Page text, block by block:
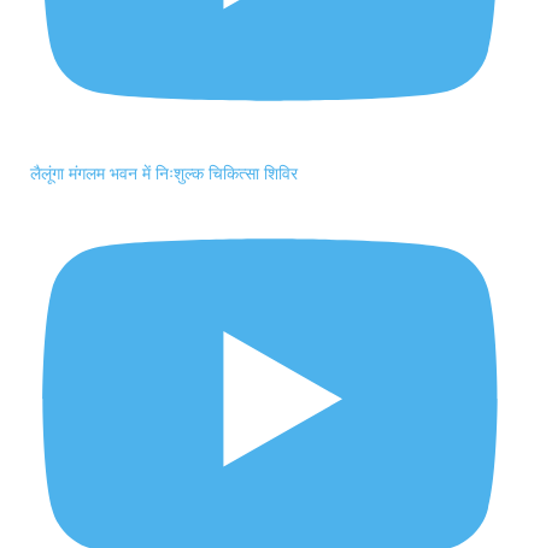
लैलूंगा मंगलम भवन में निःशुल्क चिकित्सा शिविर